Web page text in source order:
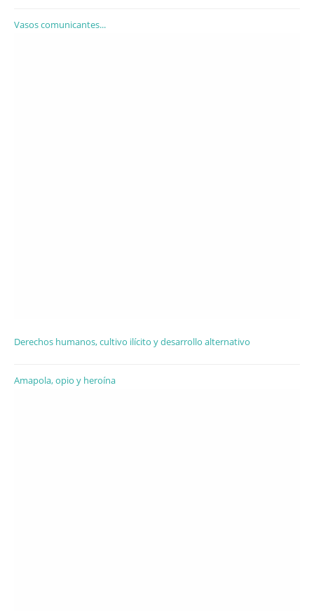
Vasos comunicantes...
Derechos humanos, cultivo ilícito y desarrollo alternativo
Amapola, opio y heroína